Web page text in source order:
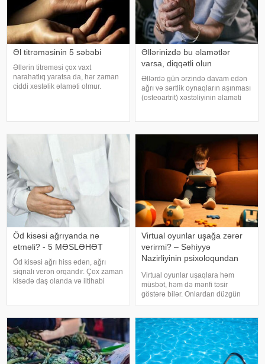
Əl titrəməsinin 5 səbəbi
Əllərin titrəməsi çox vaxt
narahatlıq yaratsa da, hər zaman
ciddi xəstəlik əlaməti olmur.
qalxa bilər. Fransız mətbuatın
Əllərinizdə bu əlamətlər
varsa, diqqətli olun
Əllərdə gün ərzində davam edən
ağrı və sərtlik oynaqların aşınması
(osteoartrit) xəstəliyinin əlaməti
yaranır. xəbər verir ki
Öd kisəsi ağrıyanda nə
etməli? - 5 MƏSLƏHƏT
Öd kisəsi ağrı hiss edən, ağrı
siqnalı verən orqandır. Çox zaman
kisədə daş olanda və iltihabi
bu zaman hətta ağrıkəsic
Virtual oyunlar uşağa zərər
verirmi? – Səhiyyə
Nazirliyinin psixoloqundan
Virtual oyunlar uşaqlara həm
müsbət, həm də mənfi təsir
göstərə bilər. Onlardan düzgün
rejimdə istifadə edildikdə zehni
artıq oynanılması fiziki və psixoloji
problemlərə səbəb ola bilər